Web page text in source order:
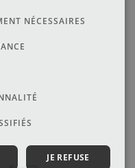
NÉCESSAIRES
JE REFUSE